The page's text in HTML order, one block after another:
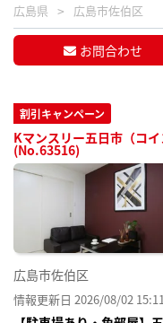
広島県 広島市佐伯区
お問合わせ
割引キャンペーン
Kマンスリー五日市（コイ
(No.63516)
広島市佐伯区
情報更新日 2026/08/02 15:11